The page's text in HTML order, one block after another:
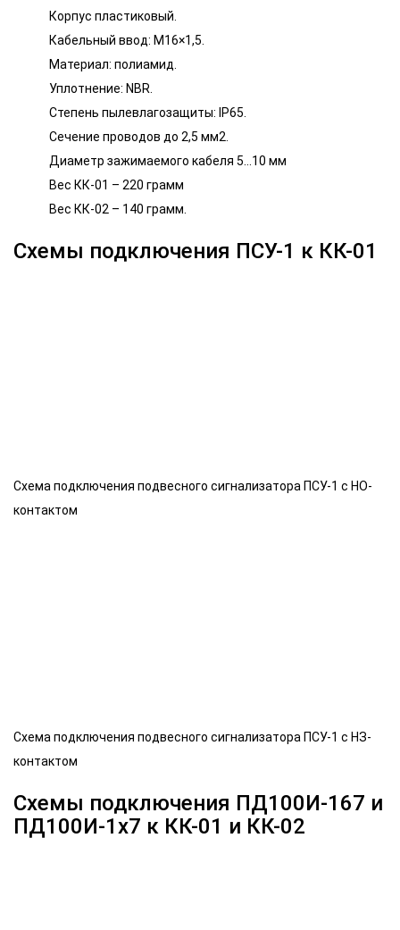
Корпус пластиковый.
Кабельный ввод: M16×1,5.
Материал: полиамид.
Уплотнение: NBR.
Степень пылевлагозащиты: IP65.
Сечение проводов до 2,5 мм2.
Диаметр зажимаемого кабеля 5…10 мм
Вес КК-01 – 220 грамм
Вес КК-02 – 140 грамм.
Схемы подключения ПСУ-1 к КК-01
Схема подключения подвесного сигнализатора ПСУ-1 с НО-
контактом
Схема подключения подвесного сигнализатора ПСУ-1 с НЗ-
контактом
Схемы подключения ПД100И-167 и
ПД100И-1х7 к КК-01 и КК-02